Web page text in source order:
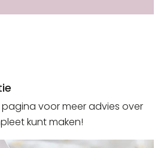
pagina voor meer advies over
kunt maken!